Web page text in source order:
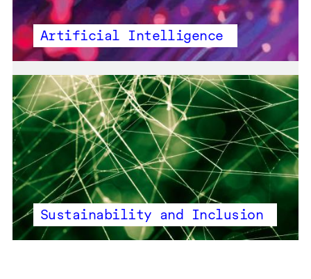
Artificial Intelligence
Sustainability and Inclusion